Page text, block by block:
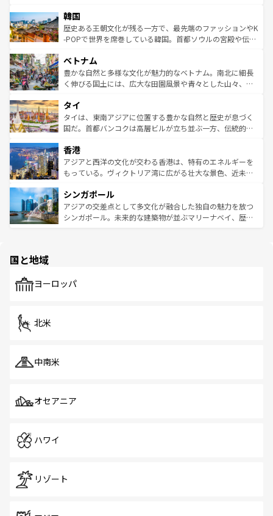
ワイを、存分に味わってほしい。 なお、新着のハワイ情報
はコンテンツ一覧を参照してほしい。
いる。アクティビティも充実しており、サーフィンやダイ
ビング、ハイキングなど、アウトドア好きにはたまらな
い。オーストラリアの多彩な魅力を存分に味わいつくそ
参照してほしい。
ン）、静ひつな山岳地帯である台湾東部など、都市の喧騒
と山間の静けさが共存しており、訪れる人に新しい発見と
驚きをもたらしてくれる。また、奥深い台湾の食文化も魅
容にもいいと評判のスイーツなど、バラエティ豊かな料理
が味わえる。 なお、新着の台湾情報は コンテンツ一覧を参
照してほしい。
韓国
歴史ある王朝文化が残る一方で、最先端のファッションやK
-POPで世界を席巻している韓国。首都ソウルの宮殿や伝統
き、地方に足を延ばせば四季折々の自然美を楽しむことが
できる。そして、キムチや焼肉、絶品のストリートフード
まで、さまざまな韓国料理が待っている。夜には、韓国な
リティに包まれながら、韓国の多彩な魅力を心ゆくまで味
わってみてほしい。 なお、新着の韓国情報はコンテンツ一
覧を参照してほしい。
ベトナム
豊かな自然と多様な文化が魅力的なベトナム。南北に細長
く伸びる国土には、広大な田園風景や青々とした山々、世
急速な発展と共に伝統が息づく。ハノイの古い町並みやホ
ーチミン市のフランス統治時代の建物も、独特の雰囲気を
醸し出している。また、バラエティの豊かさとおいしさで
とつ。フォーやバインミー、ベトナムコーヒーなどは、ぜ
ひ現地で味わいたい。どの地域を訪れてもあたたかい人々
が旅行者を迎えてくれるので、きっと忘れられない旅にな
参照してほしい。
タイ
タイは、東南アジアに位置する豊かな自然と歴史が息づく
国だ。首都バンコクは高層ビルが立ち並ぶ一方、伝統的な
の活気が交差している。北部ではチェンマイなどの山岳地
帯で自然と触れ合い、南部ではプーケットやクラビの美し
いビーチでリゾート気分を楽しむことができる。タイ料理
激する。気候は一年中温暖で、どの季節にも異なる楽しみ
が待っている。親しみやすいタイの人々、仏教を中心とし
た文化、そして多様な観光資源が、訪れる旅人を魅了し続
香港
アジアと西洋の文化が交わる香港は、特有のエネルギーを
もっている。ヴィクトリア湾に広がる壮大な景色、近未来
み、どこを訪れても感動するはず。観光スポットが密集し
ており、効率よく見どころを回れるのも魅力。息をのむよ
うな絶景から文化的な体験まで、香港を存分に楽しみ尽く
シンガポール
アジアの交差点として多文化が融合した独自の魅力を放つ
シンガポール。未来的な建築物が並ぶマリーナベイ、歴史
で、ホーカーズは地元の風情を楽しめる外せないスポット
国と地域
ヨーロッパ
北米
中南米
オセアニア
ハワイ
リゾート